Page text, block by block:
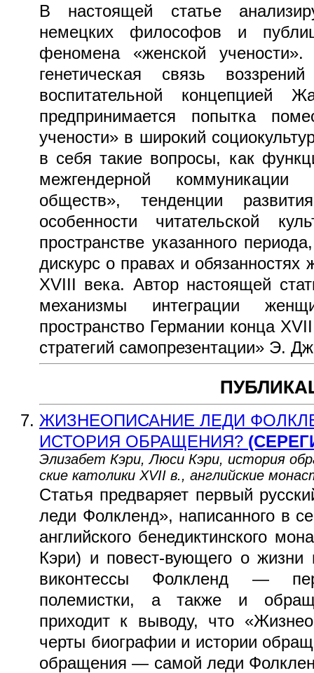
В настоящей статье
немецких философов и
феномена «женской учености».
генетическая связь
воспитательной концепцией
предпринимается попытка
учености» в широкий
в себя такие вопросы, как
межгендерной
обществ», тенденции
особенности читательской
пространстве указанного
дискурс о правах и
XVIII века. Автор настоящей
механизмы интеграции
пространство Германии конца
стратегий самопрезентации» Э.
ЖИЗНЕОПИСАНИЕ ЛЕДИ
ИСТОРИЯ ОБРАЩЕНИЯ?
Элизабет Кэри, Люси Кэри, история
ские католики XVII в., английские
Статья предваряет первый
леди Фолкленд», написанного в
английского бенедиктинского
Кэри) и повест-вующего о жизни
виконтессы Фолкленд —
полемистки, а также и
приходит к выводу, что
черты биографии и истории
обращения — самой леди